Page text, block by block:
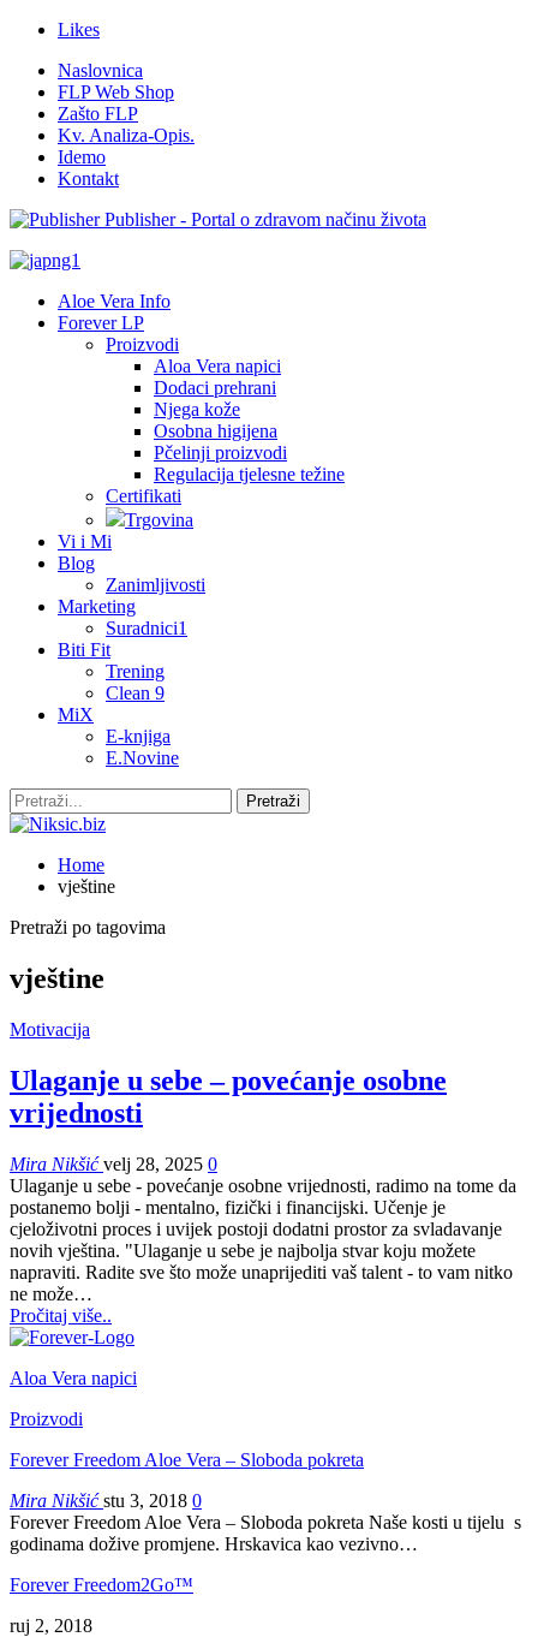
Likes
Naslovnica
FLP Web Shop
Zašto FLP
Kv. Analiza-Opis.
Idemo
Kontakt
Publisher - Portal o zdravom načinu života
Aloe Vera Info
Forever LP
Proizvodi
Aloa Vera napici
Dodaci prehrani
Njega kože
Osobna higijena
Pčelinji proizvodi
Regulacija tjelesne težine
Certifikati
Trgovina
Vi i Mi
Blog
Zanimljivosti
Marketing
Suradnici1
Biti Fit
Trening
Clean 9
MiX
E-knjiga
E.Novine
Home
vještine
Pretraži po tagovima
vještine
Motivacija
Ulaganje u sebe – povećanje osobne
vrijednosti
Mira Nikšićvelj 28, 2025 0
Ulaganje u sebe - povećanje osobne vrijednosti, radimo na tome da
postanemo bolji - mentalno, fizički i financijski. Učenje je
cjeloživotni proces i uvijek postoji dodatni prostor za svladavanje
novih vještina. "Ulaganje u sebe je najbolja stvar koju možete
napraviti. Radite sve što može unaprijediti vaš talent - to vam nitko
ne može…
Pročitaj više..
Aloa Vera napici
Proizvodi
Forever Freedom Aloe Vera – Sloboda pokreta
Mira Nikšićstu 3, 2018 0
Forever Freedom Aloe Vera – Sloboda pokreta Naše kosti u tijelu s
godinama dožive promjene. Hrskavica kao vezivno…
Forever Freedom2Go™
ruj 2, 2018